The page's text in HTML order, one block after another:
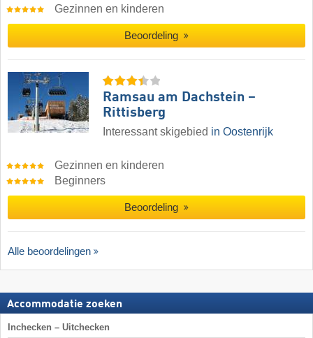
Gezinnen en kinderen
Beoordeling
Ramsau am Dachstein –
Rittisberg
Interessant skigebied in Oostenrijk
Gezinnen en kinderen
Beginners
Beoordeling
Alle beoordelingen
Accommodatie zoeken
Inchecken – Uitchecken